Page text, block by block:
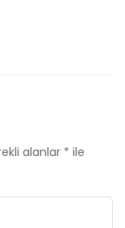
alanlar * ile